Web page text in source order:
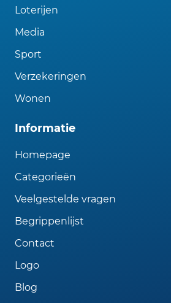
Loterijen
Media
Sport
Verzekeringen
Wonen
Informatie
Homepage
Categorieën
Veelgestelde vragen
Begrippenlijst
Contact
Logo
Blog